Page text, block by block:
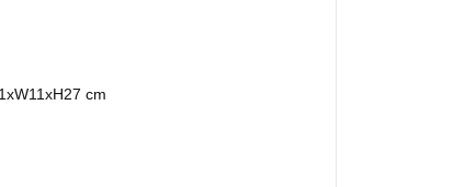
cm